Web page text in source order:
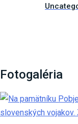
Fotogaléria